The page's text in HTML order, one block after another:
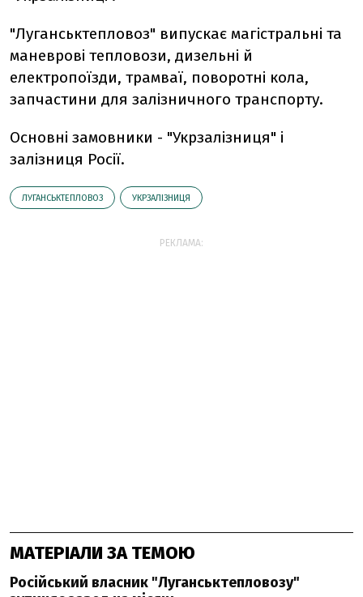
"Луганськтепловоз" випускає магістральні та
маневрові тепловози, дизельні й
електропоїзди, трамваї, поворотні кола,
запчастини для залізничного транспорту.
Основні замовники - "Укрзалізниця" і
залізниця Росії.
ЛУГАНСЬКТЕПЛОВОЗ УКРЗАЛІЗНИЦЯ
РЕКЛАМА:
МАТЕРІАЛИ ЗА ТЕМОЮ
Російський власник "Луганськтепловозу"